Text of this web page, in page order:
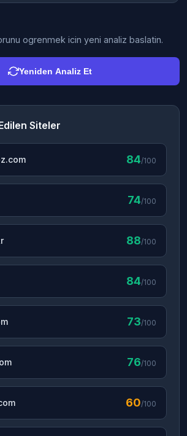
ogrenmek icin yeni analiz baslatin.
Yeniden Analiz Et
Siteler
84/100
74/100
88/100
84/100
73/100
76/100
60/100